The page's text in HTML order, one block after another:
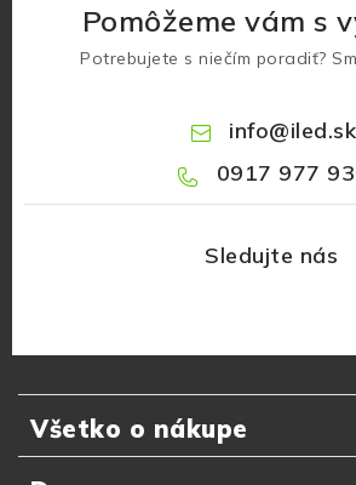
Pomôžeme vám s
Potrebujete s niečím poradiť?
info@iled.sk
0917 977
Všetko o nákupe
Odporúčania zákazníkov